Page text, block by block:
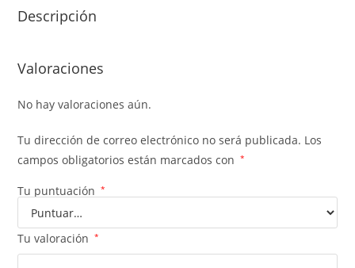
Descripción
Valoraciones
No hay valoraciones aún.
Tu dirección de correo electrónico no será publicada. Los
campos obligatorios están marcados con
*
Tu puntuación *
Tu valoración *